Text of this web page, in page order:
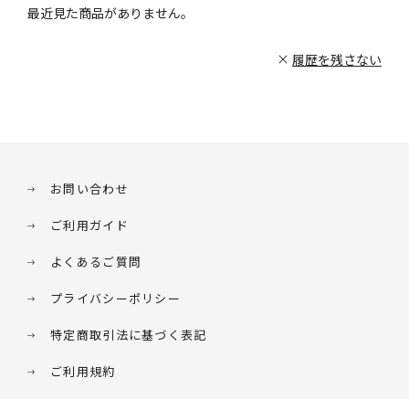
最近見た商品がありません。
履歴を残さない
お問い合わせ
ご利用ガイド
よくあるご質問
プライバシーポリシー
特定商取引法に基づく表記
ご利用規約